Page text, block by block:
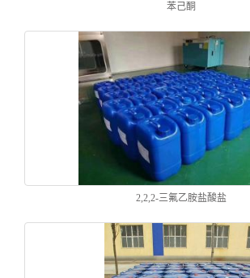
苯己酮
2,2,2-三氟乙胺盐酸盐